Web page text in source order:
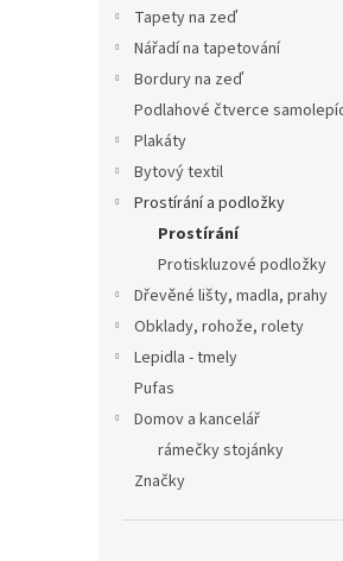
Tapety na zeď
Nářadí na tapetování
Bordury na zeď
Podlahové čtverce
Plakáty
Bytový textil
Prostírání a podložky
Prostírání
Protiskluzové podložky
Dřevěné lišty, madla, prahy
Obklady, rohože, rolety
Lepidla - tmely
Pufas
Domov a kancelář
rámečky stojánky
Značky